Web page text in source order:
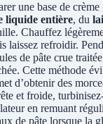
une base de crème
liquide entière, du
Chauffez
laissez refroidir.
de pâte crue
Cette méthode
d’obtenir des
et froide,
en remuant
de pâte lorsque la